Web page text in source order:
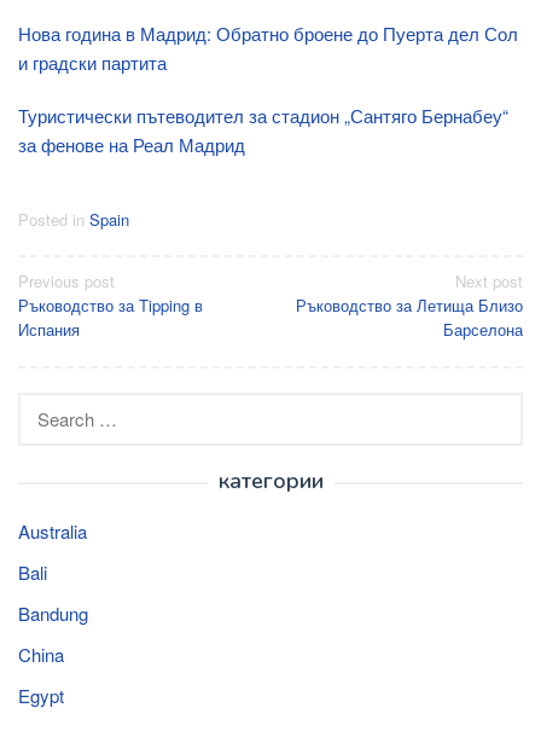
Нова година в Мадрид: Обратно броене до Пуерта дел Сол
и градски партита
Туристически пътеводител за стадион „Сантяго Бернабеу“
за фенове на Реал Мадрид
Posted in Spain
Post
navigation
Previous post
Ръководство за Tipping в
Испания
Next post
Ръководство за Летища Близо
Барселона
категории
Australia
Bali
Bandung
China
Egypt